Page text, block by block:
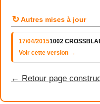
↻ Autres mises à jour
17/04/20151002
Voir cette version →
← Retour page